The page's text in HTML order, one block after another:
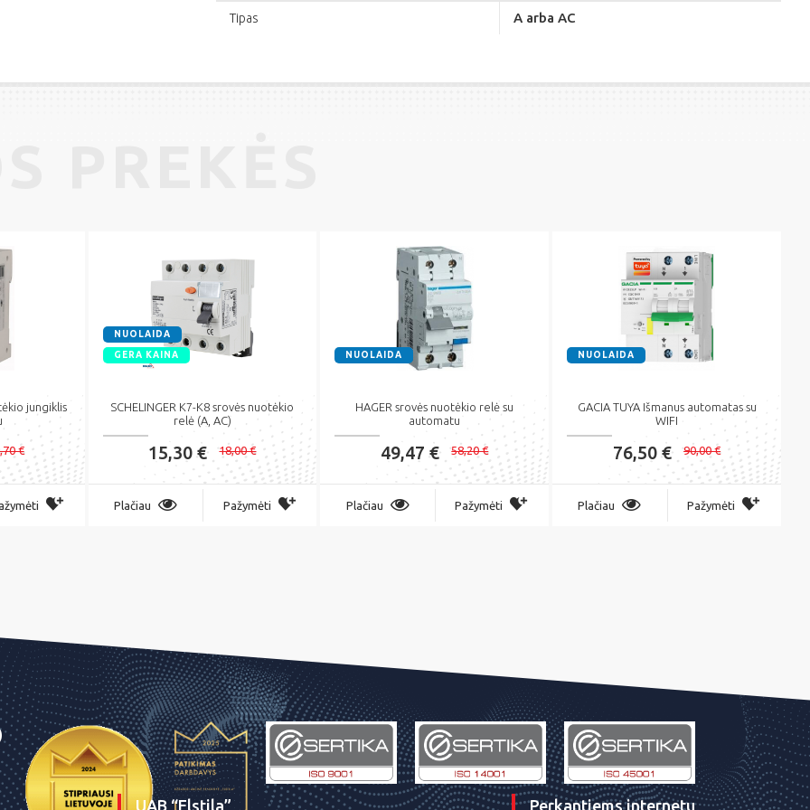
Tipas A arba AC
PREKĖS
jungiklis
€
NUOLAIDA
GERA KAINA
SCHELINGER K7-K8 srovės nuotėkio
relė (A, AC)
15,30 € 18,00 €
Plačiau Pažymėti
NUOLAIDA
HAGER srovės nuotėkio relė su
automatu
49,47 € 58,20 €
Plačiau Pažymėti
NUOLAIDA
GACIA TUYA Išmanus automatas su
WIFI
76,50 € 90,00 €
Plačiau Pažymėti
UAB “Elstila” Perkantiems internetu